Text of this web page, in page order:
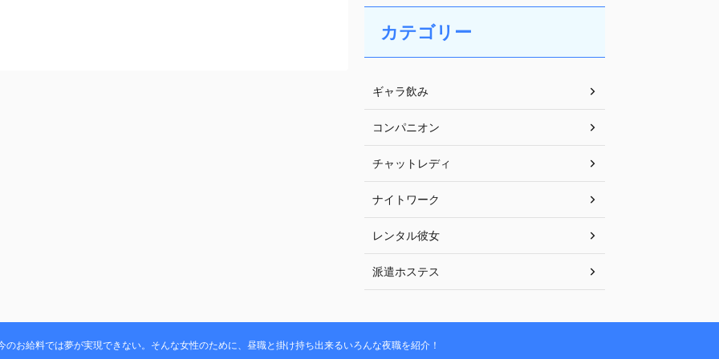
カテゴリー
ギャラ飲み
コンパニオン
チャットレディ
ナイトワーク
レンタル彼女
派遣ホステス
のお給料では夢が実現できない。そんな女性のために、昼職と掛け持ち出来るいろんな夜職を紹介！